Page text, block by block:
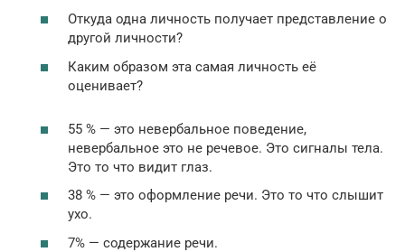
Откуда одна личность получает представление о
другой личности?
Каким образом эта самая личность её
оценивает?
55 % — это невербальное поведение,
невербальное это не речевое. Это сигналы тела.
Это то что видит глаз.
38 % — это оформление речи. Это то что слышит
ухо.
7% — содержание речи.